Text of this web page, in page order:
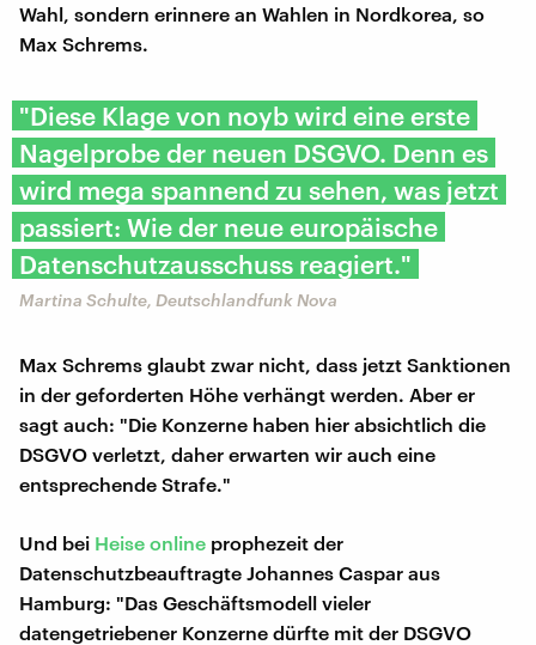
Wahl, sondern erinnere an Wahlen in Nordkorea, so
Max Schrems.
"Diese Klage von noyb wird eine erste
Nagelprobe der neuen DSGVO. Denn es
wird mega spannend zu sehen, was jetzt
passiert: Wie der neue europäische
Datenschutzausschuss reagiert."
Martina Schulte, Deutschlandfunk Nova
Max Schrems glaubt zwar nicht, dass jetzt Sanktionen
in der geforderten Höhe verhängt werden. Aber er
sagt auch: "Die Konzerne haben hier absichtlich die
DSGVO verletzt, daher erwarten wir auch eine
entsprechende Strafe."
Und bei Heise online prophezeit der
Datenschutzbeauftragte Johannes Caspar aus
Hamburg: "Das Geschäftsmodell vieler
datengetriebener Konzerne dürfte mit der DSGVO